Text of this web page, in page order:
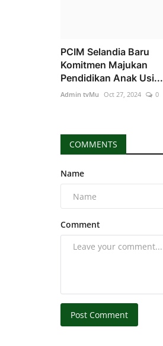
PCIM Selandia Baru
Komitmen Majukan
Pendidikan Anak Usi...
Admin tvMu Oct 27, 2024 0
COMMENTS
Name
Comment
Post Comment